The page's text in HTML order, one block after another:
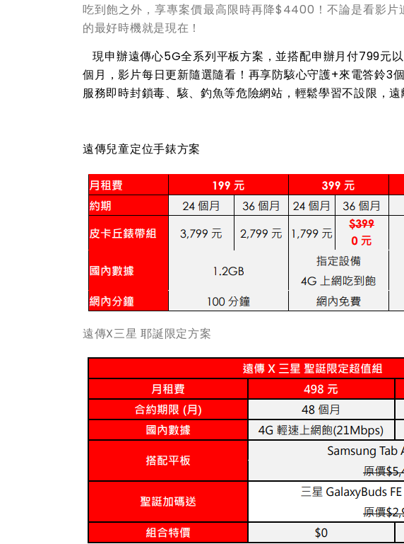
吃到飽之外，享專案價最高限時再降$4400！不論是看影
的最好時機就是現在！
現申辦遠傳心5G全系列平板方案，並搭配申辦月付799元
個月，影片每日更新隨選隨看！ 再享防駭心守護+來電答鈴3
服務即時封鎖毒、駭、釣魚等危險網站，輕鬆學習不設限，
遠傳兒童定位手錶方案
遠傳X三星 耶誕限定方案